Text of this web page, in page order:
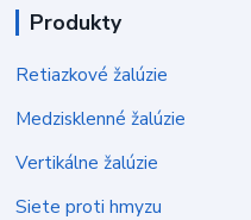
Produkty
Retiazkové žalúzie
Medzisklenné žalúzie
Vertikálne žalúzie
Siete proti hmyzu